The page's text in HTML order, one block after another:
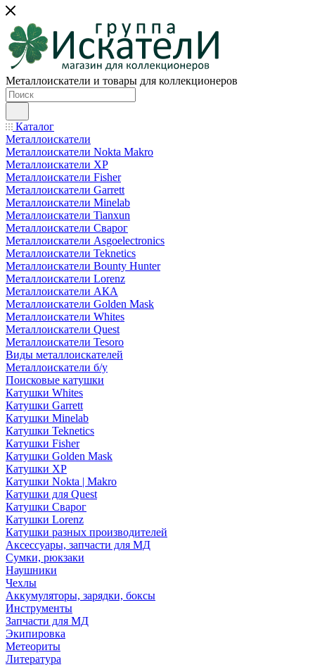
Металлоискатели и товары для коллекционеров
Каталог
Металлоискатели
Металлоискатели Nokta Makro
Металлоискатели XP
Металлоискатели Fisher
Металлоискатели Garrett
Металлоискатели Minelab
Металлоискатели Tianxun
Металлоискатели Сварог
Металлоискатели Asgoelectronics
Металлоискатели Teknetics
Металлоискатели Bounty Hunter
Металлоискатели Lorenz
Металлоискатели АКА
Металлоискатели Golden Mask
Металлоискатели Whites
Металлоискатели Quest
Металлоискатели Tesoro
Виды металлоискателей
Металлоискатели б/у
Поисковые катушки
Катушки Whites
Катушки Garrett
Катушки Minelab
Катушки Teknetics
Катушки Fisher
Катушки Golden Mask
Катушки XP
Катушки Nokta | Makro
Катушки для Quest
Катушки Сварог
Катушки Lorenz
Катушки разных производителей
Аксессуары, запчасти для МД
Сумки, рюкзаки
Наушники
Чехлы
Аккумуляторы, зарядки, боксы
Инструменты
Запчасти для МД
Экипировка
Метеориты
Литература